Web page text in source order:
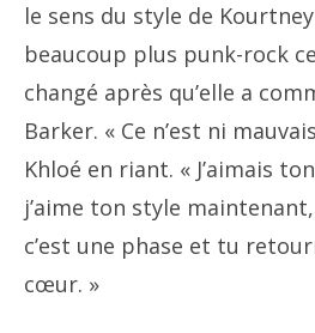
le sens du style de
beaucoup plus punk-rock
changé après qu’elle a
Barker. « Ce n’est ni
Khloé en riant. « J’aimais
j’aime ton style
c’est une phase et tu
cœur. »